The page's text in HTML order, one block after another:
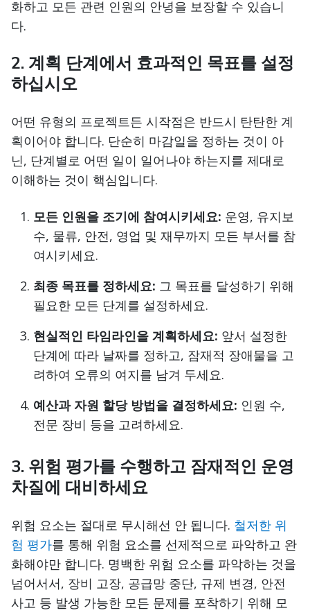
화하고 모든 관련 인원의 안녕을 보장할 수 있습니
다.
2. 계획 단계에서 효과적인 목표를 설정
하십시오
어떤 유형의 프로젝트든 시작점은 반드시 탄탄한 계
획이어야 합니다. 단순히 마감일을 정하는 것이 아
닌, 단계별로 어떤 일이 일어나야 하는지를 제대로
이해하는 것이 핵심입니다.
모든 인원을 조기에 참여시키세요: 운영, 유지보
수, 물류, 안전, 영업 및 재무까지 모든 부서를 참
여시키세요.
최종 목표를 정하세요: 그 목표를 달성하기 위해
필요한 모든 단계를 설정하세요.
현실적인 타임라인을 계획하세요: 앞서 설정한
단계에 따라 날짜를 정하고, 잠재적 장애물을 고
려하여 오류의 여지를 남겨 두세요.
예산과 자원 할당 방법을 결정하세요: 인원 수,
전문 장비 등을 고려하세요.
3. 위험 평가를 수행하고 잠재적인 운영
차질에 대비하세요
위험 요소는 절대로 무시해선 안 됩니다. 철저한 위
험 평가를 통해 위험 요소를 선제적으로 파악하고 완
화해야만 합니다. 명백한 위험 요소를 파악하는 것을
넘어서서, 장비 고장, 공급망 중단, 규제 변경, 안전
사고 등 발생 가능한 모든 문제를 포착하기 위해 모